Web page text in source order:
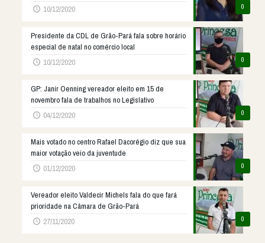
0
10/12/2020
0
Presidente da CDL de Grão-Pará fala sobre horário
especial de natal no comércio local
10/12/2020
0
GP: Janir Oenning vereador eleito em 15 de
novembro fala de trabalhos no Legislativo
04/12/2020
0
Mais votado no centro Rafael Dacorégio diz que sua
maior votação veio da juventude
01/12/2020
0
Vereador eleito Valdecir Michels fala do que fará
prioridade na Câmara de Grão-Pará
27/11/2020